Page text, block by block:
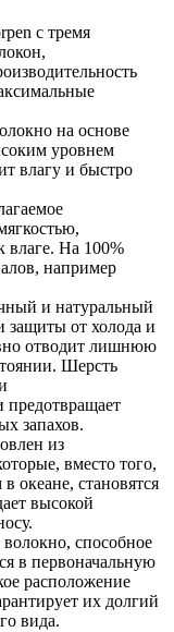
с тремя
на основе
уровнем
влагу и быстро
влаге. На 100%
например
и натуральный
защиты от холода и
отводит лишнюю
Шерсть
предотвращает
запахов.
из
вместо того,
океане, становятся
высокой
способное
в первоначальную
расположение
их долгий
вида.